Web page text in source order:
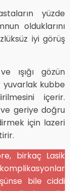
yüzde
olduklarını
iyi görüş
ışığı gözün
yuvarlak kubbe
içerir.
geriye doğru
için lazeri
birkaç Lasik
bile ciddi